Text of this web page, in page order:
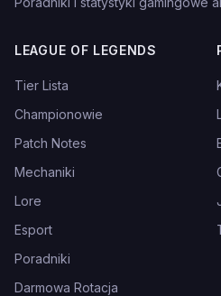
LEAGUE OF LEGENDS
Tier Lista
Championowie
Patch Notes
Mechaniki
Lore
Esport
Poradniki
Darmowa Rotacja